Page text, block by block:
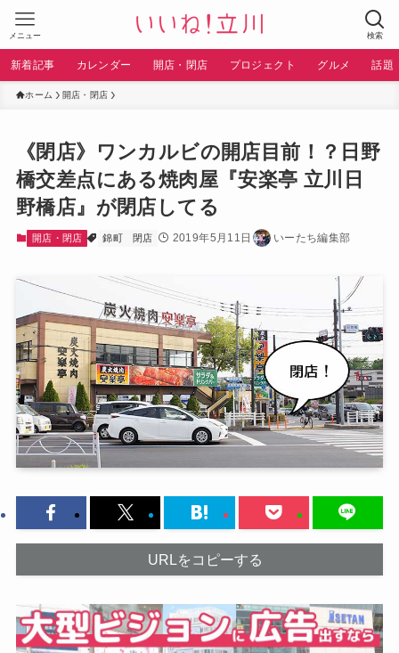
検索
メニュー
新着記事 カレンダー 開店・閉店 プロジェクト グルメ 話題
ホーム 開店・閉店
《閉店》ワンカルビの開店目前！？日野
橋交差点にある焼肉屋『安楽亭 立川日
野橋店』が閉店してる
開店・閉店 錦町 閉店 2019年5月11日 いーたち編集部
URLをコピーする